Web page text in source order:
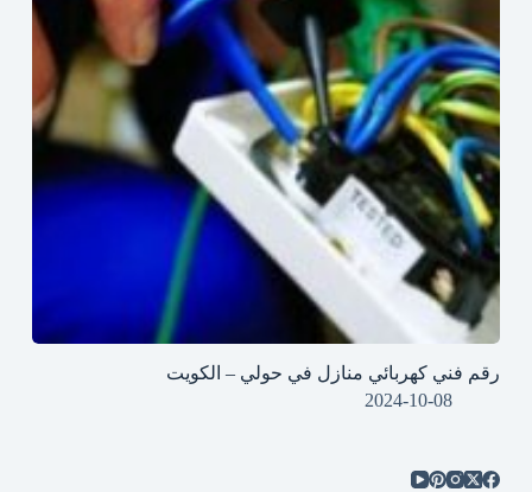
رقم فني كهربائي منازل في حولي – الكويت
2024-10-08